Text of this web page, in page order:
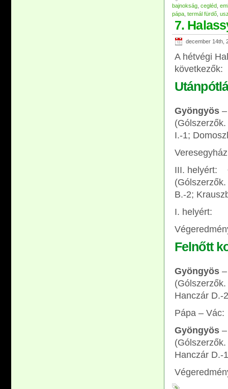
bajnokság cegléd
pápa termál fürdő
7.
december 14th,
A hétvégi
következők:
Gyöngyös
I.-1;
III. helyért:
B.-2;
I. helyért:
Felnőtt
Gyöngyös
Hanczár D.-
Pápa –
Gyöngyös
Hanczár D.-